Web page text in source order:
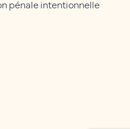
pénale intentionnelle